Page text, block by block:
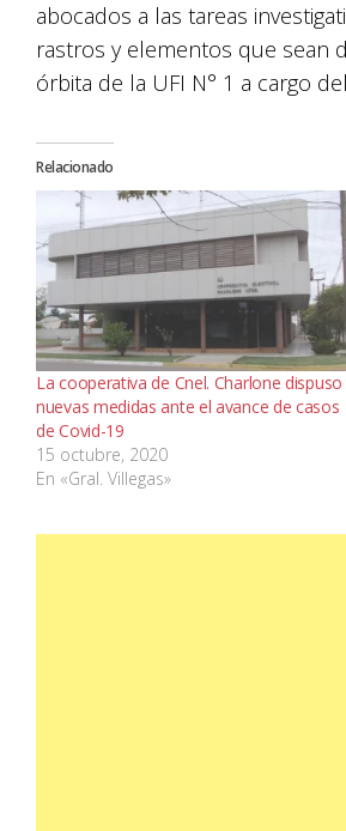
abocados a las tareas
rastros y elementos que sean
órbita de la UFI N° 1 a cargo
Relacionado
La cooperativa de Cnel. Charlone dispuso
nuevas medidas ante el avance de casos
de Covid-19
15 octubre, 2020
En «Gral. Villegas»